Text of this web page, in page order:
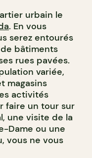
urbain le
. En vous
serez entourés
bâtiments
rues pavées.
variée,
magasins
activités
faire un tour sur
une visite de la
Dame ou une
vous ne vous